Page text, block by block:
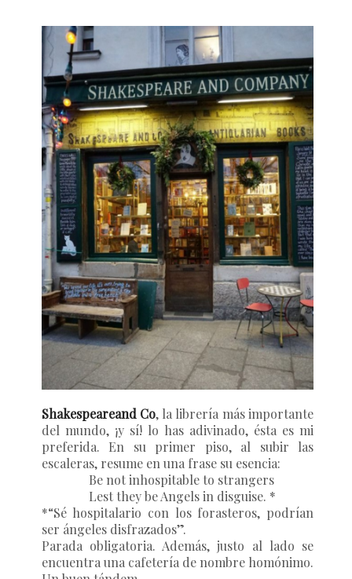
Shakespeareand Co, la librería más importante
del mundo, ¡y sí! lo has adivinado, ésta es mi
preferida. En su primer piso, al subir las
escaleras, resume en una frase su esencia:
Be not inhospitable to strangers
Lest they be Angels in disguise. *
*“Sé hospitalario con los forasteros, podrían
ser ángeles disfrazados”.
Parada obligatoria. Además, justo al lado se
encuentra una cafetería de nombre homónimo.